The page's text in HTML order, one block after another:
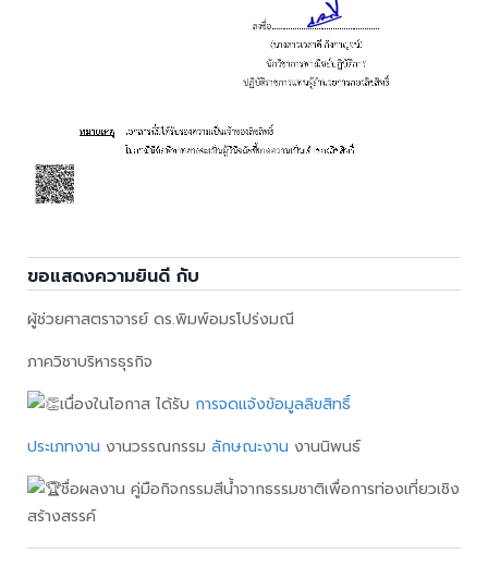
ขอแสดงความยินดี กับ
ผู้ช่วยศาสตราจารย์ ดร.พิมพ์อมรโปร่งมณี
ภาควิชาบริหารธุรกิจ
เนื่องในโอกาส ได้รับ การจดแจ้งข้อมูลลิขสิทธิ์
ประเภทงาน งานวรรณกรรม ลักษณะงาน งานนิพนธ์
ชื่อผลงาน คู่มือกิจกรรมสีน้ำจากธรรมชาติเพื่อการท่องเที่ยวเชิง
สร้างสรรค์